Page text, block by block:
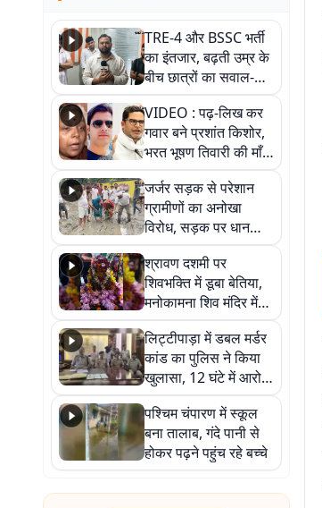
TRE-4 और BSSC भर्ती
का इंतजार, बढ़ती उम्र के
बीच छात्रों का सवाल-
आखिर कब आएगी बहाली?
देखें वीडियो
VIDEO : पढ़-लिख कर
गवार बने प्रशांत किशोर,
भरत भूषण तिवारी की माँ ने
कहा नहीं थी उम्मीद, बेटा
था तो किसी को बोलने की
नहीं थी हिम्मत
जर्जर सड़क से परेशान
ग्रामीणों का अनोखा
विरोध, सड़क पर धान
रोपकर और खाद डालकर
जताया आक्रोश
श्रावण दशमी पर
शिवभक्ति में डूबा बेतिया,
मनोकामना शिव मंदिर में
हुआ भव्य श्रृंगार
लिट्टीपाड़ा में डबल मर्डर
कांड का पुलिस ने किया
खुलासा, 12 घंटे में आरोपी
गिरफ्तार
पश्चिम चंपारण में स्कूल
बना तालाब, गंदे पानी से
होकर पढ़ने पहुंच रहे बच्चे